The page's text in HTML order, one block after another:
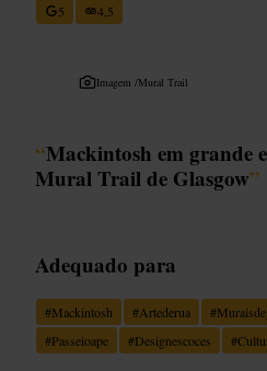
5
4,5
Imagem /Mural Trail
“Mackintosh em grande
Mural Trail de Glasgow”
Adequado para
#Mackintosh #Artederua #
#Passeioape #Designescoces #